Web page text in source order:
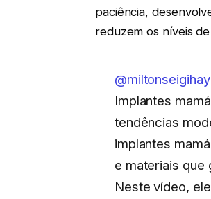
paciência,
reduzem os níveis
Implantes
tendências
implantes
e materiais que
Neste vídeo,